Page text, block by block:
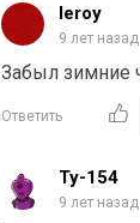
leroy
9 лет назад
Забыл зимние
Ответить
Ty-154
9 лет назад